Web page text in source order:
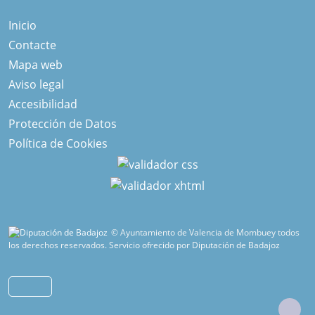
Inicio
Contacte
Mapa web
Aviso legal
Accesibilidad
Protección de Datos
Política de Cookies
© Ayuntamiento de Valencia de Mombuey todos
los derechos reservados.Servicio ofrecido por Diputación de Badajoz